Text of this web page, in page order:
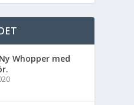
Whopper med